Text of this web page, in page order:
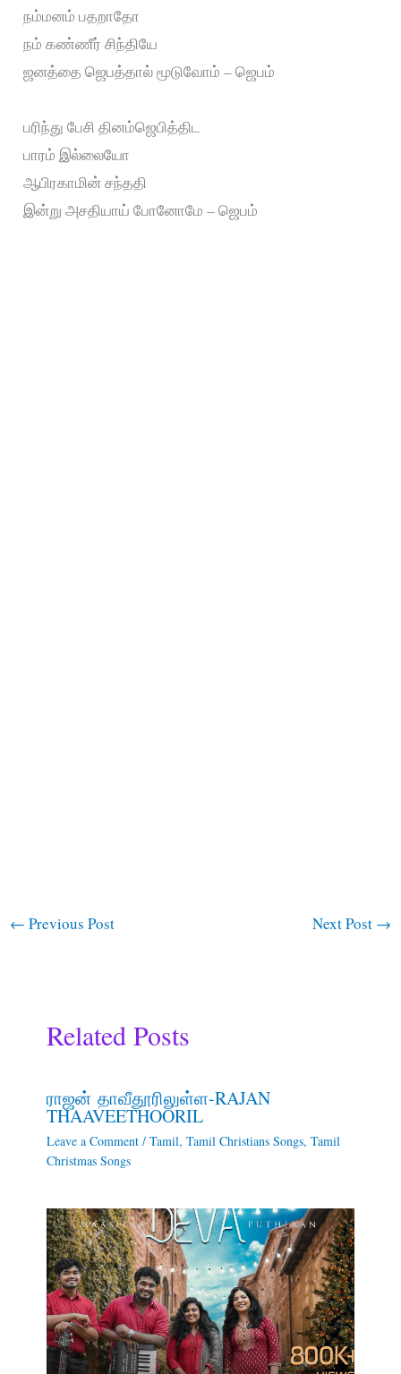
நம்மனம் பதறாதோ
நம் கண்ணீர் சிந்தியே
ஜனத்தை ஜெபத்தால் மூடுவோம் – ஜெபம்
பரிந்து பேசி தினம்ஜெபித்திட
பாரம் இல்லையோ
ஆபிரகாமின் சந்ததி
இன்று அசதியாய் போனோமே – ஜெபம்
← Previous Post Next Post →
Related Posts
ராஜன் தாவீதூரிலுள்ள-RAJAN
THAAVEETHOORIL
Leave a Comment / Tamil, Tamil Christians Songs, Tamil
Christmas Songs